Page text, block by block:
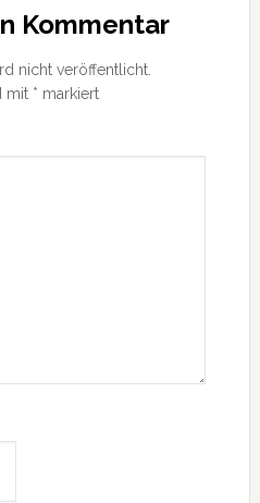
Kommentar
nicht veröffentlicht.
mit * markiert